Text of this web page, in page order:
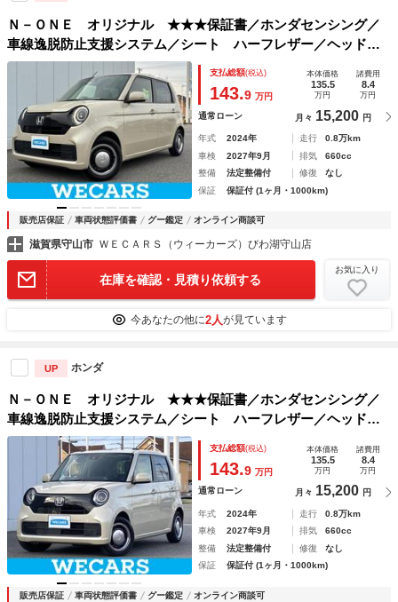
Ｎ－ＯＮＥ オリジナル ★★★保証書／ホンダセンシング／
車線逸脱防止支援システム／シート ハーフレザー／ヘッドラ
ンプ ＬＥＤ／ＵＳＢジャック／ＥＢＤ付ＡＢＳ／横滑り防止
装置／アイドリングストップ／クルーズコントロール／禁煙車
支払総額(税込)
143.9 万円
本体価格
135.5
万円
諸費用
8.4
万円
通常ローン 月々 15,200 円
年式 2024年 走行
0.8万km
車検
2027年9月 排気
660cc
整備
法定整備付 修復
なし
保証
保証付 (1ヶ月・1000km)
販売店保証 車両状態評価書 グー鑑定 オンライン商談可
滋賀県守山市 ＷＥＣＡＲＳ（ウィーカーズ）びわ湖守山店
在庫を確認・見積り依頼する
お気に入り
今あなたの他に2人が見ています
UP ホンダ
Ｎ－ＯＮＥ オリジナル ★★★保証書／ホンダセンシング／
車線逸脱防止支援システム／シート ハーフレザー／ヘッドラ
ンプ ＬＥＤ／ＵＳＢジャック／ＥＢＤ付ＡＢＳ／横滑り防止
装置／アイドリングストップ／エアバッグ サイド
支払総額(税込)
143.9 万円
本体価格
135.5
万円
諸費用
8.4
万円
通常ローン 月々 15,200 円
年式 2024年 走行
0.8万km
車検
2027年9月 排気
660cc
整備
法定整備付 修復
なし
保証
保証付 (1ヶ月・1000km)
販売店保証 車両状態評価書 グー鑑定 オンライン商談可